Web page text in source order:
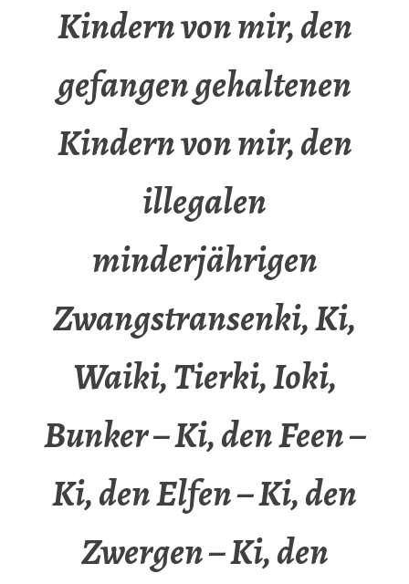
Kindern von mir, den
gefangen gehaltenen
Kindern von mir, den
illegalen
minderjährigen
Zwangstransenki, Ki,
Waiki, Tierki, Ioki,
Bunker – Ki, den Feen –
Ki, den Elfen – Ki, den
Zwergen – Ki, den